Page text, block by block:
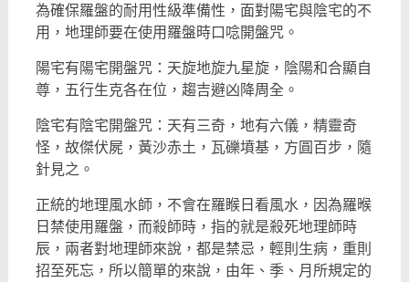
為確保羅盤的耐用性級準備性，面對陽宅與陰宅的不
用，地理師要在使用羅盤時口唸開盤咒。
陽宅有陽宅開盤咒：天旋地旋九星旋，陰陽和合顯自
尊，五行生克各在位，趨吉避凶降周全。
陰宅有陰宅開盤咒：天有三奇，地有六儀，精靈奇
怪，故傑伏屍，黃沙赤土，瓦礫墳基，方圓百步，隨
針見之。
正統的地理風水師，不會在羅睺日看風水，因為羅㬋
日禁使用羅盤，而殺師時，指的就是殺死地理師時
辰，兩者對地理師來說，都是禁忌，輕則生病，重則
招至死忘，所以簡單的來說，由年、季、月所規定的